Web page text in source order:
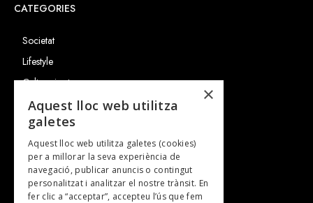
CATEGORIES
Societat
Lifestyle
Cultura i art
Entrevistes
Gastronomia
TV
Plans per fer
Revistes
×
Aquest lloc web utilitza
galetes
Aquest lloc web utilitza galetes (cookies)
per a millorar la seva experiència de
navegació, publicar anuncis o contingut
personalitzat i analitzar el nostre trànsit. En
fer clic a “acceptar”, accepteu l’ús que fem